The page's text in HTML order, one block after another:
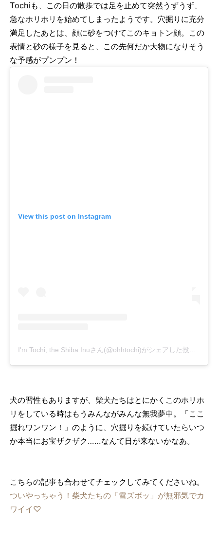
Tochiも、この日の散歩では足を止めて突然うずうず、
急なホリホリを始めてしまったようです。穴掘りに充分
満足したあとは、顔に砂をつけてこのキョトン顔。この
表情と砂の様子を見ると、この先何だか大物になりそう
な予感がプンプン！
View this post on Instagram
犬の習性もありますが、柴犬たちはとにかくこのホリホ
リをしている時はもうみんながみんな無我夢中。「ここ
掘れワンワン！」のように、穴掘りを続けていたらいつ
か本当にお宝ザクザク……なんて日が来ないかなあ。
こちらの記事も合わせてチェックしてみてくださいね。
ついやっちゃう！柴犬たちの「雪ズボッ」が無邪気でカ
ワイイ♡